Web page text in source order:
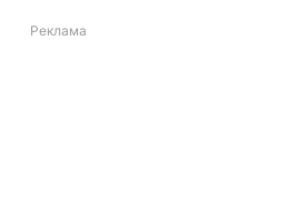
Реклама